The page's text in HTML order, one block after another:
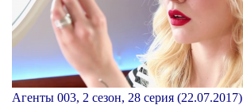
Агенты 003, 2 сезон, 28 серия (22.07.2017)